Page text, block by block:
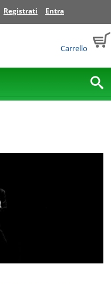
Registrati Entra
Carrello